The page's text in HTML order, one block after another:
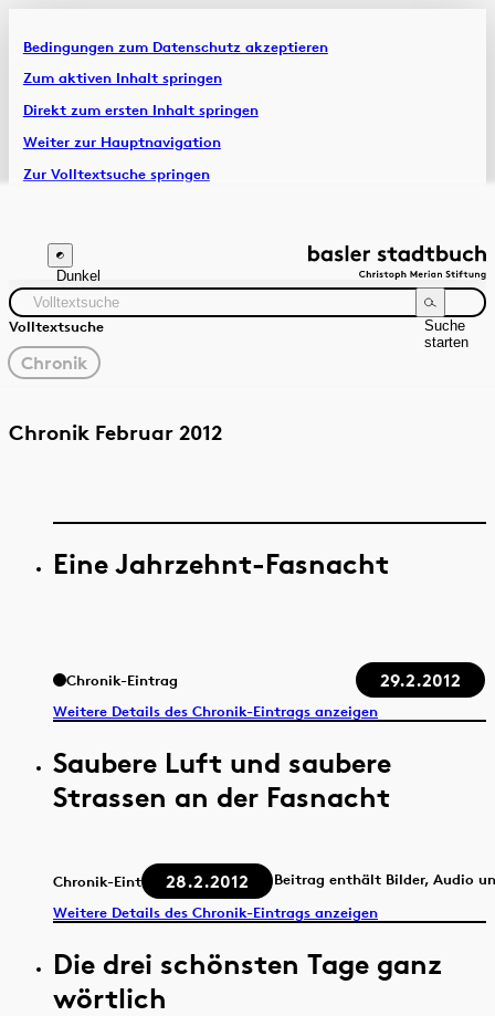
Bedingungen zum Datenschutz akzeptieren
Zum aktiven Inhalt springen
Direkt zum ersten Inhalt springen
Weiter zur Hauptnavigation
Zur Volltextsuche springen
Artikel & Dossiers
Chronik
Dunkel
Volltextsuche
Suche
starten
gewählter
Filter
Chronik
Quelle Zeitraum
Chronik Februar 2012
Eine Jahrzehnt-Fasnacht
Chronik-Eintrag 29.2.2012
Weitere Details des Chronik-Eintrags anzeigen
Saubere Luft und saubere
Strassen an der Fasnacht
Chronik-Eintrag 28.2.2012
Beitrag enthält Bilder, Audio
Weitere Details des Chronik-Eintrags anzeigen
Die drei schönsten Tage ganz
wörtlich